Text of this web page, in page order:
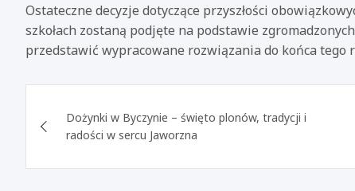
Ostateczne decyzje dotyczące przyszłości
szkołach zostaną podjęte na podstawie
przedstawić wypracowane rozwiązania do końca tego
wpisu
Dożynki w Byczynie – święto plonów, tradycji i
radości w sercu Jaworzna